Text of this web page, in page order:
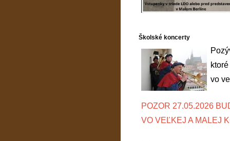
Školské koncerty
vo
POZOR 27.05.2026
VO VEĽKEJ A MALEJ